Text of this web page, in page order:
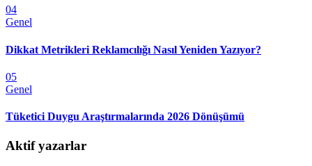
04
Genel
Dikkat Metrikleri Reklamcılığı Nasıl Yeniden Yazıyor?
05
Genel
Tüketici Duygu Araştırmalarında 2026 Dönüşümü
Aktif yazarlar